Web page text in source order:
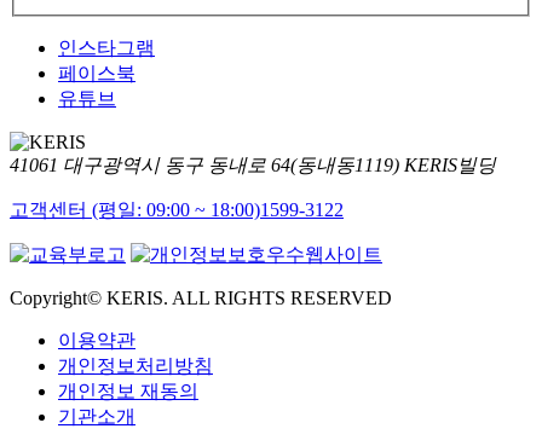
인스타그램
페이스북
유튜브
41061 대구광역시 동구 동내로 64(동내동1119) KERIS빌딩
고객센터 (평일: 09:00 ~ 18:00)1599-3122
Copyright© KERIS. ALL RIGHTS RESERVED
이용약관
개인정보처리방침
개인정보 재동의
기관소개